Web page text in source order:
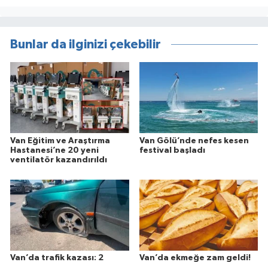
Bunlar da ilginizi çekebilir
Van Eğitim ve Araştırma
Hastanesi’ne 20 yeni
ventilatör kazandırıldı
Van Gölü’nde nefes kesen
festival başladı
Van’da trafik kazası: 2
Van’da ekmeğe zam geldi!